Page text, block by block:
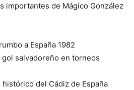
importantes de Mágico González
a España 1982
salvadoreño en torneos
del Cádiz de España